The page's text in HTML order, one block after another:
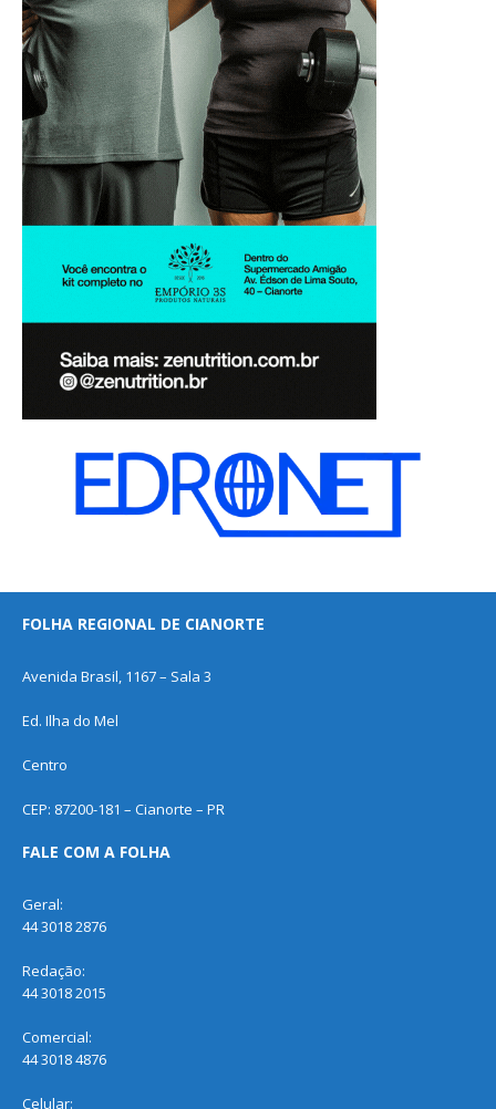
FOLHA REGIONAL DE CIANORTE
Avenida Brasil, 1167 – Sala 3
Ed. Ilha do Mel
Centro
CEP: 87200-181 – Cianorte – PR
FALE COM A FOLHA
Geral:
44 3018 2876
Redação:
44 3018 2015
Comercial:
44 3018 4876
Celular: